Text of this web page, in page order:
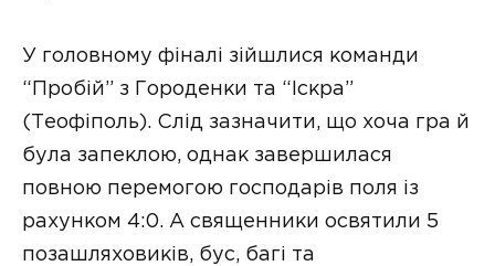
У головному фіналі зійшлися команди
“Пробій” з Городенки та “Іскра”
(Теофіполь). Слід зазначити, що хоча гра й
була запеклою, однак завершилася
повною перемогою господарів поля із
рахунком 4:0. А священники освятили 5
позашляховиків, бус, багі та